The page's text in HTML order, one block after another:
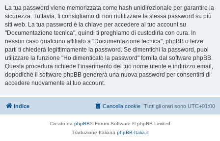
La tua password viene memorizzata come hash unidirezionale per garantire la
sicurezza. Tuttavia, ti consigliamo di non riutilizzare la stessa password su più
siti web. La tua password è la chiave per accedere al tuo account su
"Documentazione tecnica", quindi ti preghiamo di custodirla con cura. In
nessun caso qualcuno affiliato a "Documentazione tecnica", phpBB o terze
parti ti chiederà legittimamente la password. Se dimentichi la password, puoi
utilizzare la funzione "Ho dimenticato la password" fornita dal software phpBB.
Questa procedura richiede l’inserimento del tuo nome utente e indirizzo email,
dopodiché il software phpBB genererà una nuova password per consentirti di
accedere nuovamente al tuo account.
Indice Tutti gli orari sono UTC+01:00
Cancella cookie
Creato da phpBB® Forum Software © phpBB Limited
Traduzione Italiana phpBB-Italia.it